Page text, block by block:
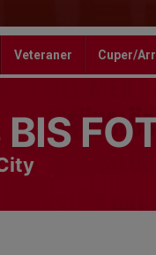
Veteraner Cuper/